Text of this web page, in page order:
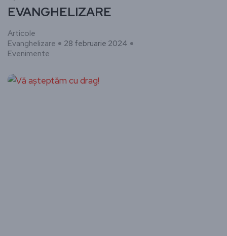
EVANGHELIZARE
Articole
Evanghelizare
Evenimente
28 februarie 2024